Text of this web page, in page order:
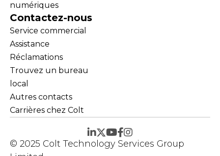
numériques
Contactez-nous
Service commercial
Assistance
Réclamations
Trouvez un bureau
local
Autres contacts
Carrières chez Colt
© 2025 Colt Technology Services Group